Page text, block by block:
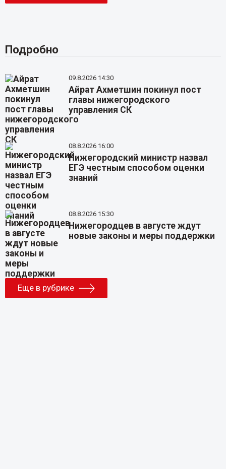
Подробно
09.8.2026 14:30
Айрат Ахметшин покинул пост
главы нижегородского
управления СК
08.8.2026 16:00
Нижегородский министр назвал
ЕГЭ честным способом оценки
знаний
08.8.2026 15:30
Нижегородцев в августе ждут
новые законы и меры поддержки
Еще в рубрике